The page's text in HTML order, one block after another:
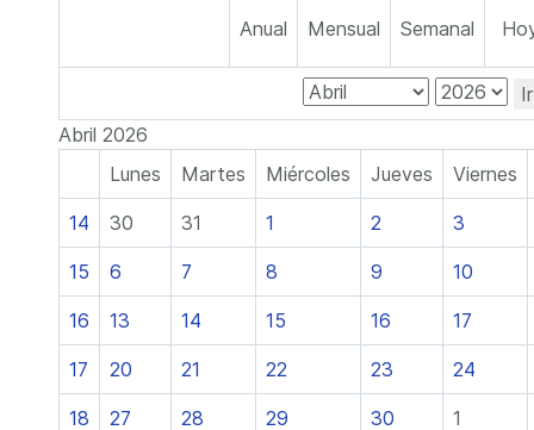
Anual Mensual Semanal
Abril 2026
Lunes
Martes Miércoles Jueves Viernes
14 30 31 1 2 3
15 6 7 8 9 10
16 13 14 15 16 17
17 20 21 22 23 24
18 27 28 29 30
1